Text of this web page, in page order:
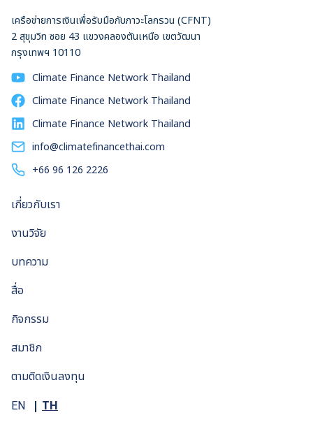
แทนที่ด้วยเทคโนโลยีโซลิดสเตตไดรฟ์ (Solid State
Drive) และการเก็บข้อมูลในคลาวด์ ขณะที่เม็ดเงินลงทุนใน
เทคโนโลยีดาวรุ่ง ไม่ว่าจะเป็นสมาร์ทโฟนหรือเซมิคอนดักเตอร์ถูก
ผันไปยังประเทศข้างเคียง น่าเสียดายที่จวบจนปัจจุบันเรายังไม่เห็น
แผนการลงทุนของในประเทศอื่นๆ แถบเอเชียที่ไมโครซอฟต์
ประกาศตัวเลขชัดเจน เช่น แผนการลงทุนในอินโดนีเซีย มูลค่า
1,700 ล้านดอลลาร์สหรัฐ และในประเทศมาเลเซีย มูลค่า 2,100
ไม่ประกาศตัวเลขของประเทศไทย สำนักข่าว THE STANDARD
พร้อมของประเทศไทย ประกอบด้วยความไม่พร้อมด้านแรกคือ
นโยบาย ความไม่พร้อมด้านที่สองคือแรงงาน ส่วนในบทความนี้
ผมขอเสนอความไม่พร้อมด้านที่สาม คือการผลิตไฟฟ้าของไทยที่
อาจยังไม่ ‘เขียว’ พอจะดึงดูดยักษ์ใหญ่อย่างไมโครซอฟต์ เมื่อ
เครือข่ายการเงินเพื่อรับมือกับภาวะโลกรวน (CFNT)
2 สุขุมวิท ซอย 43 แขวงคลองตันเหนือ เขตวัฒนา
กรุงเทพฯ 10110
Climate Finance Network Thailand
Climate Finance Network Thailand
Climate Finance Network Thailand
info@climatefinancethai.com
+66 96 126 2226
เกี่ยวกับเรา
งานวิจัย
บทความ
สื่อ
กิจกรรม
สมาชิก
ตามติดเงินลงทุน
EN TH